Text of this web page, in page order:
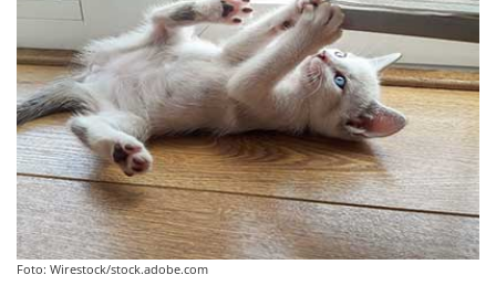
Foto: Wirestock/stock.adobe.com